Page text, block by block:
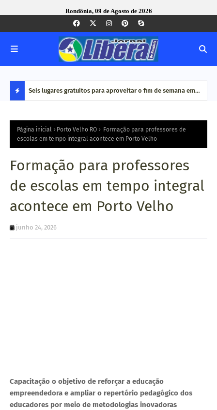
Rondônia, 09 de Agosto de 2026
S
T
A
Q
U
Seis lugares gratuitos para aproveitar o fim de semana em
Página inicial Porto Velho RO
Formação para professores de
escolas em tempo integral acontece em Porto Velho
Formação para professores
de escolas em tempo integral
acontece em Porto Velho
junho 24, 2026
Capacitação o objetivo de reforçar a educação
empreendedora e ampliar o repertório pedagógico dos
educadores por meio de metodologias inovadoras